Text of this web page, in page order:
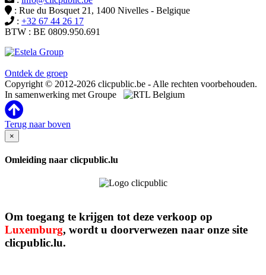
: Rue du Bosquet 21, 1400 Nivelles - Belgique
: +32 67 44 26 17
BTW : BE 0809.950.691
Ontdek de groep
Copyright © 2012-2026 clicpublic.be - Alle rechten voorbehouden.
In samenwerking met Groupe
Terug naar boven
×
Omleiding naar clicpublic.lu
Om toegang te krijgen tot deze verkoop op
Luxemburg, wordt u doorverwezen naar onze site
clicpublic.lu.